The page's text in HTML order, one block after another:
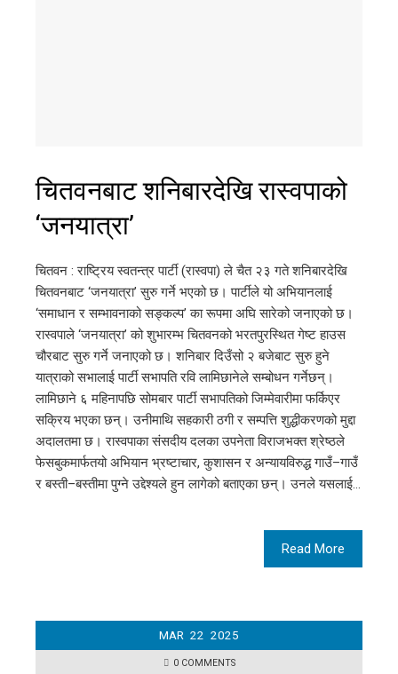
चितवनबाट शनिबारदेखि रास्वपाको
‘जनयात्रा’
चितवन : राष्ट्रिय स्वतन्त्र पार्टी (रास्वपा) ले चैत २३ गते शनिबारदेखि
चितवनबाट ‘जनयात्रा’ सुरु गर्ने भएको छ। पार्टीले यो अभियानलाई
‘समाधान र सम्भावनाको सङ्कल्प’ का रूपमा अघि सारेको जनाएको छ।
रास्वपाले ‘जनयात्रा’ को शुभारम्भ चितवनको भरतपुरस्थित गेष्ट हाउस
चौरबाट सुरु गर्ने जनाएको छ। शनिबार दिउँसो २ बजेबाट सुरु हुने
यात्राको सभालाई पार्टी सभापति रवि लामिछानेले सम्बोधन गर्नेछन्।
लामिछाने ६ महिनापछि सोमबार पार्टी सभापतिको जिम्मेवारीमा फर्किएर
सक्रिय भएका छन्। उनीमाथि सहकारी ठगी र सम्पत्ति शुद्धीकरणको मुद्दा
अदालतमा छ। रास्वपाका संसदीय दलका उपनेता विराजभक्त श्रेष्ठले
फेसबुकमार्फतयो अभियान भ्रष्टाचार, कुशासन र अन्यायविरुद्ध गाउँ–गाउँ
र बस्ती–बस्तीमा पुग्ने उद्देश्यले हुन लागेको बताएका छन्। उनले यसलाई…
Read More
MAR 22 2025
0 COMMENTS